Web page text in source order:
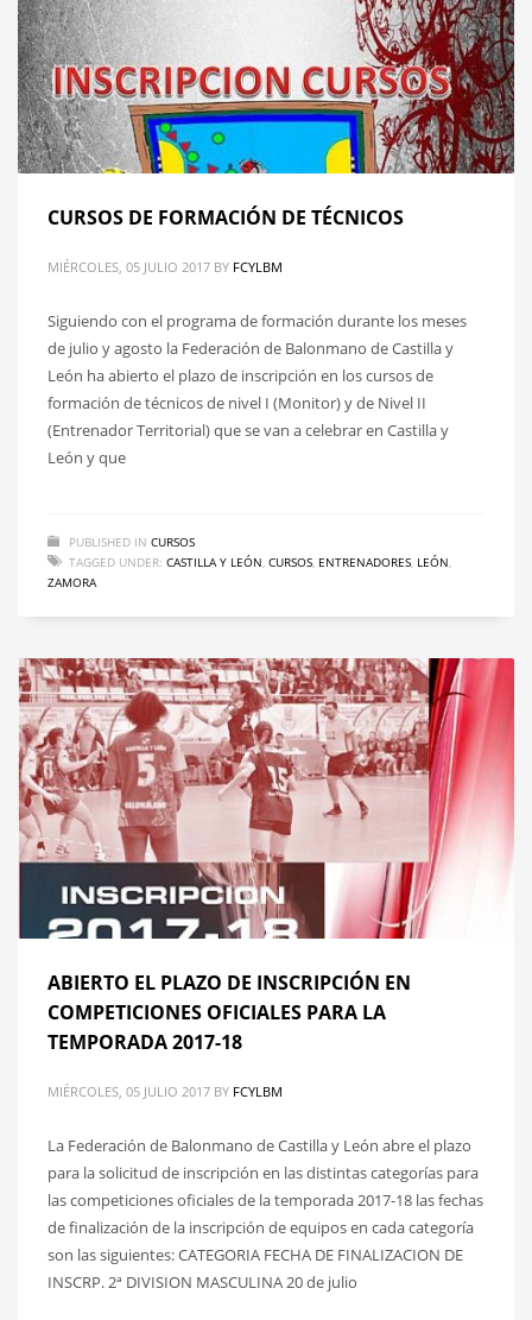
CURSOS DE FORMACIÓN DE TÉCNICOS
MIÉRCOLES, 05 JULIO 2017 BY FCYLBM
Siguiendo con el programa de formación durante los meses
de julio y agosto la Federación de Balonmano de Castilla y
León ha abierto el plazo de inscripción en los cursos de
formación de técnicos de nivel I (Monitor) y de Nivel II
(Entrenador Territorial) que se van a celebrar en Castilla y
León y que
PUBLISHED IN CURSOS
TAGGED UNDER: CASTILLA Y LEÓN CURSOS ENTRENADORES LEÓN
ZAMORA
ABIERTO EL PLAZO DE INSCRIPCIÓN EN
COMPETICIONES OFICIALES PARA LA
TEMPORADA 2017-18
MIÉRCOLES, 05 JULIO 2017 BY FCYLBM
La Federación de Balonmano de Castilla y León abre el plazo
para la solicitud de inscripción en las distintas categorías para
las competiciones oficiales de la temporada 2017-18 las fechas
de finalización de la inscripción de equipos en cada categoría
son las siguientes: CATEGORIA FECHA DE FINALIZACION DE
INSCRP. 2ª DIVISION MASCULINA 20 de julio